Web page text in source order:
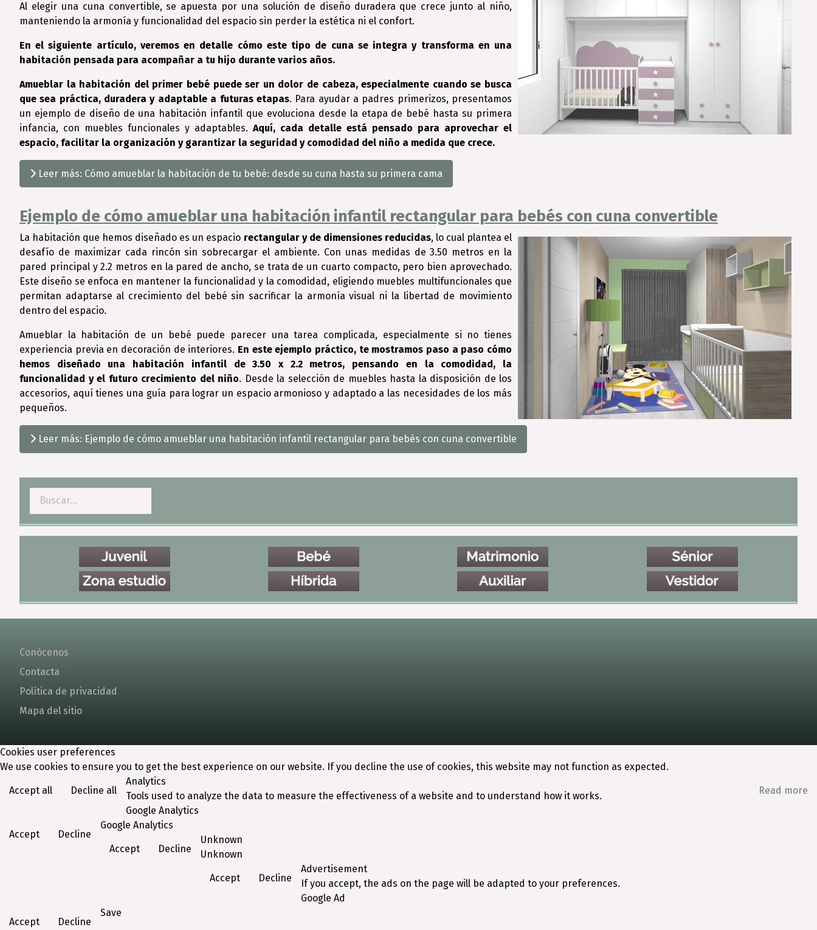
Al elegir una cuna convertible, se apuesta por una solución de diseño duradera que crece junto al niño,
manteniendo la armonía y funcionalidad del espacio sin perder la estética ni el confort.
En el siguiente artículo, veremos en detalle cómo este tipo de cuna se integra y transforma en una
habitación pensada para acompañar a tu hijo durante varios años.
Amueblar la habitación del primer bebé puede ser un dolor de cabeza, especialmente cuando se busca
que sea práctica, duradera y adaptable a futuras etapas. Para ayudar a padres primerizos, presentamos
un ejemplo de diseño de una habitación infantil que evoluciona desde la etapa de bebé hasta su primera
infancia, con muebles funcionales y adaptables. Aquí, cada detalle está pensado para aprovechar el
espacio, facilitar la organización y garantizar la seguridad y comodidad del niño a medida que crece.
Leer más: Cómo amueblar la habitación de tu bebé: desde su cuna hasta su primera cama
Ejemplo de cómo amueblar una habitación infantil rectangular para bebés con cuna convertible
La habitación que hemos diseñado es un espacio rectangular y de dimensiones reducidas, lo cual plantea el
desafío de maximizar cada rincón sin sobrecargar el ambiente. Con unas medidas de 3.50 metros en la
pared principal y 2.2 metros en la pared de ancho, se trata de un cuarto compacto, pero bien aprovechado.
Este diseño se enfoca en mantener la funcionalidad y la comodidad, eligiendo muebles multifuncionales que
permitan adaptarse al crecimiento del bebé sin sacrificar la armonía visual ni la libertad de movimiento
dentro del espacio.
Amueblar la habitación de un bebé puede parecer una tarea complicada, especialmente si no tienes
experiencia previa en decoración de interiores. En este ejemplo práctico, te mostramos paso a paso cómo
hemos diseñado una habitación infantil de 3.50 x 2.2 metros, pensando en la comodidad, la
funcionalidad y el futuro crecimiento del niño. Desde la selección de muebles hasta la disposición de los
accesorios, aquí tienes una guía para lograr un espacio armonioso y adaptado a las necesidades de los más
pequeños.
Leer más: Ejemplo de cómo amueblar una habitación infantil rectangular para bebés con cuna convertible
Buscar
Conócenos
Contacta
Política de privacidad
Mapa del sitio
Cookies user preferences
We use cookies to ensure you to get the best experience on our website. If you decline the use of cookies, this website may not function as expected.
Accept all Decline all Read more
Analytics
Tools used to analyze the data to measure the effectiveness of a website and to understand how it works.
Google Analytics
Accept Decline
Google Analytics
Accept Decline
Unknown
Unknown
Accept Decline
Advertisement
If you accept, the ads on the page will be adapted to your preferences.
Google Ad
Accept Decline
Save